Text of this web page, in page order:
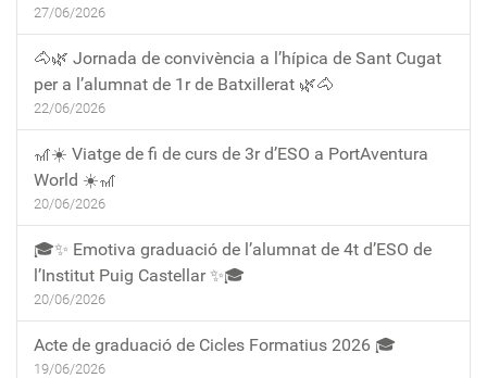
27/06/2026
🐴🌿 Jornada de convivència a l’hípica de Sant Cugat
per a l’alumnat de 1r de Batxillerat 🌿🐴
22/06/2026
🎢☀️ Viatge de fi de curs de 3r d’ESO a PortAventura
World ☀️🎢
20/06/2026
🎓✨ Emotiva graduació de l’alumnat de 4t d’ESO de
l’Institut Puig Castellar ✨🎓
20/06/2026
Acte de graduació de Cicles Formatius 2026 🎓
19/06/2026